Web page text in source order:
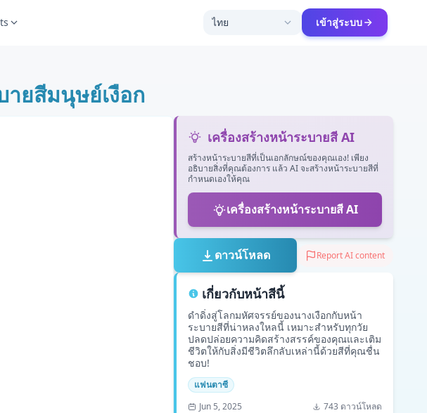
ไทย เข้าสู่ระบบ
ยสีมนุษย์เงือก
เครื่องสร้างหน้าระบายสี AI
สร้างหน้าระบายสีที่เป็นเอกลักษณ์ของคุณเอง! เพียง
อธิบายสิ่งที่คุณต้องการ แล้ว AI จะสร้างหน้าระบายสีที่
กำหนดเองให้คุณ
เครื่องสร้างหน้าระบายสี AI
ดาวน์โหลด Report AI content
เกี่ยวกับหน้าสีนี้
ดำดิ่งสู่โลกมหัศจรรย์ของนางเงือกกับหน้า
ระบายสีที่น่าหลงใหลนี้ เหมาะสำหรับทุกวัย
ปลดปล่อยความคิดสร้างสรรค์ของคุณและเติม
ชีวิตให้กับสิ่งมีชีวิตลึกลับเหล่านี้ด้วยสีที่คุณชื่น
ชอบ!
แฟนตาซี
Jun 5, 2025
743 ดาวน์โหลด